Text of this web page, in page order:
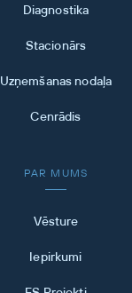
Diagnostika
Stacionārs
Uzņemšanas nodaļa
Cenrādis
PAR MUMS
Vēsture
Iepirkumi